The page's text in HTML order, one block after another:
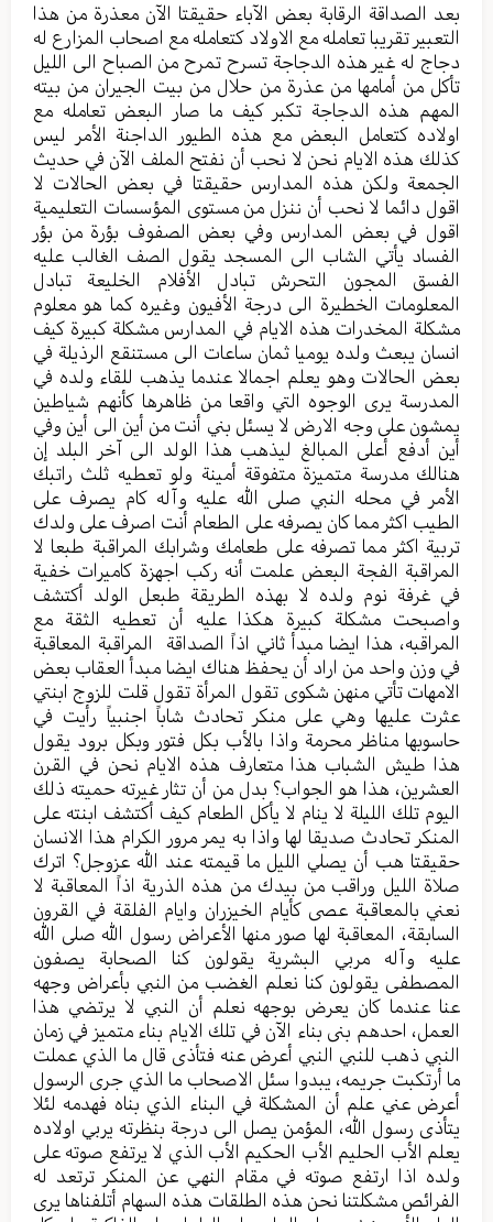
بعد الصداقة الرقابة بعض الآباء حقيقتا الآن معذرة من هذا
التعبير تقريبا تعامله مع الاولاد كتعامله مع اصحاب المزارع له
دجاج له غير هذه الدجاجة تسرح تمرح من الصباح الى الليل
تأكل من أمامها من عذرة من حلال من بيت الجيران من بيته
المهم هذه الدجاجة تكبر كيف ما صار البعض تعامله مع
اولاده كتعامل البعض مع هذه الطيور الداجنة الأمر ليس
كذلك هذه الايام نحن لا نحب أن نفتح الملف الآن في حديث
الجمعة ولكن هذه المدارس حقيقتا في بعض الحالات لا
اقول دائما لا نحب أن ننزل من مستوى المؤسسات التعليمية
اقول في بعض المدارس وفي بعض الصفوف بؤرة من بؤر
الفساد يأتي الشاب الى المسجد يقول الصف الغالب عليه
الفسق المجون التحرش تبادل الأفلام الخليعة تبادل
المعلومات الخطيرة الى درجة الأفيون وغيره كما هو معلوم
مشكلة المخدرات هذه الايام في المدارس مشكلة كبيرة كيف
انسان يبعث ولده يوميا ثمان ساعات الى مستنقع الرذيلة في
بعض الحالات وهو يعلم اجمالا عندما يذهب للقاء ولده في
المدرسة يرى الوجوه التي واقعا من ظاهرها كأنهم شياطين
يمشون على وجه الارض لا يسئل بني أنت من أين الى أين وفي
أين أدفع أعلى المبالغ ليذهب هذا الولد الى آخر البلد إن
هنالك مدرسة متميزة متفوقة أمينة ولو تعطيه ثلث راتبك
الأمر في محله النبي صلى الله عليه وآله كام يصرف على
الطيب اكثر مما كان يصرفه على الطعام أنت اصرف على ولدك
تربية اكثر مما تصرفه على طعامك وشرابك المراقبة طبعا لا
المراقبة الفجة البعض علمت أنه ركب اجهزة كاميرات خفية
في غرفة نوم ولده لا بهذه الطريقة طبعل الولد أكتشف
واصبحت مشكلة كبيرة هكذا عليه أن تعطيه الثقة مع
المراقبه، هذا ايضا مبدأ ثاني اذاً الصداقة المراقبة المعاقبة
في وزن واحد من اراد أن يحفظ هناك ايضا مبدأ العقاب بعض
الامهات تأتي منهن شكوى تقول المرأة تقول قلت للزوج ابنتي
عثرت عليها وهي على منكر تحادث شاباً اجنبياً رأيت في
حاسوبها مناظر محرمة واذا بالأب بكل فتور وبكل برود يقول
هذا طيش الشباب هذا متعارف هذه الايام نحن في القرن
العشرين، هذا هو الجواب؟ بدل من أن تثار غيرته حميته ذلك
اليوم تلك الليلة لا ينام لا يأكل الطعام كيف أكتشف ابنته على
المنكر تحادث صديقا لها واذا به يمر مرور الكرام هذا الانسان
حقيقتا هب أن يصلي الليل ما قيمته عند الله عزوجل؟ اترك
صلاة الليل وراقب من بيدك من هذه الذرية اذاً المعاقبة لا
نعني بالمعاقبة عصى كأيام الخيزران وايام الفلقة في القرون
السابقة، المعاقبة لها صور منها الأعراض رسول الله صلى الله
عليه وآله مربي البشرية يقولون كنا الصحابة يصفون
المصطفى يقولون كنا نعلم الغضب من النبي بأعراض وجهه
عنا عندما كان يعرض بوجهه نعلم أن النبي لا يرتضي هذا
العمل، احدهم بنى بناء الآن في تلك الايام بناء متميز في زمان
النبي ذهب للنبي النبي أعرض عنه فتأذى قال ما الذي عملت
ما أرتكبت جريمه، يبدوا سئل الاصحاب ما الذي جرى الرسول
أعرض عني علم أن المشكلة في البناء الذي بناه فهدمه لئلا
يتأذى رسول الله، المؤمن يصل الى درجة بنظرته يربي اولاده
يعلم الأب الحليم الأب الحكيم الأب الذي لا يرتفع صوته على
ولده اذا ارتفع صوته في مقام النهي عن المنكر ترتعد له
الفرائص مشكلتنا نحن هذه الطلقات هذه السهام أتلفناها يرى